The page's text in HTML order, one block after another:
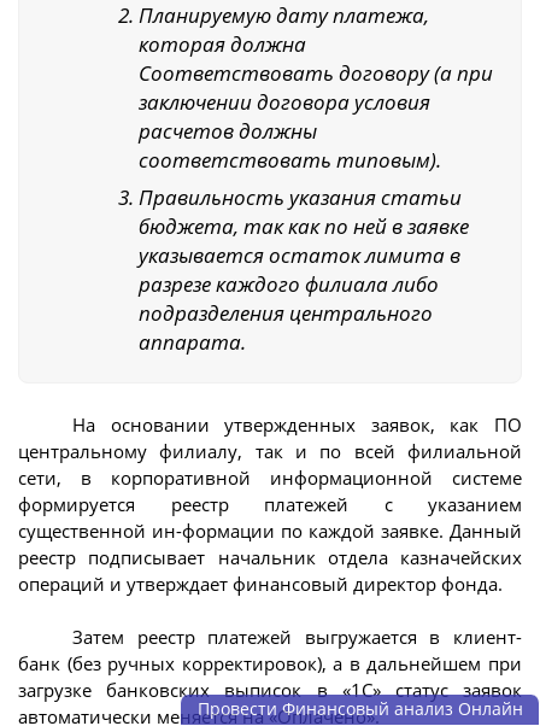
Планируемую дату платежа,
которая должна
Соответствовать договору (а при
заключении договора условия
расчетов должны
соответствовать типовым).
Правильность указания статьи
бюджета, так как по ней в заявке
указывается остаток лимита в
разрезе каждого филиала либо
подразделения центрального
аппарата.
На основании утвержденных заявок, как ПО
центральному филиалу, так и по всей филиальной
сети, в корпоративной информационной системе
формируется реестр платежей с указанием
существенной ин-формации по каждой заявке. Данный
реестр подписывает начальник отдела казначейских
операций и утверждает финансовый директор фонда.
Затем реестр платежей выгружается в клиент-
банк (без ручных корректировок), а в дальнейшем при
загрузке банковских выписок в «1С» статус заявок
автоматически меняется на «Оплачено».
Провести Финансовый анализ Онлайн